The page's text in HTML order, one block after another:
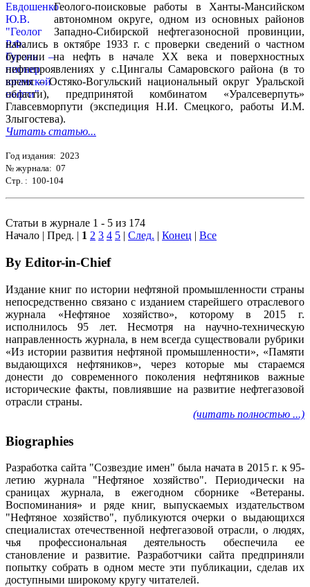
Геолого-поисковые работы в Ханты-Мансийском
автономном округе, одном из основных районов
Западно-Сибирской нефтегазоносной провинции,
начались в октябре 1933 г. с проверки сведений о частном
бурении на нефть в начале ХХ века и поверхностных
нефтепроявлениях у с.Цингалы Самаровского района (в то
время – Остяко-Вогульский национальный округ Уральской
области), предпринятой комбинатом «Уралсеверпуть»
Главсевморпути (экспедиция Н.И. Смецкого, работы И.М.
Злыгостева).
Читать статью...
Год издания: 2023
№ журнала: 07
Стр. : 100-104
Статьи в журнале 1 - 5 из 174
Начало | Пред. | 1 2 3 4 5 | След. | Конец | Все
By Editor-in-Chief
Издание книг по истории нефтяной промышленности страны
непосредственно связано с изданием старейшего отраслевого
журнала «Нефтяное хозяйство», которому в 2015 г.
исполнилось 95 лет. Несмотря на научно-техническую
направленность журнала, в нем всегда существовали рубрики
«Из истории развития нефтяной промышленности», «Памяти
выдающихся нефтяников», через которые мы стараемся
донести до современного поколения нефтяников важные
исторические факты, повлиявшие на развитие нефтегазовой
отрасли страны.
(читать полностью ...)
Biographies
Разработка сайта "Созвездие имен" была начата в 2015 г. к 95-
летию журнала "Нефтяное хозяйство". Периодически на
сраницах журнала, в ежегодном сборнике «Ветераны.
Воспоминания» и ряде книг, выпускаемых издательством
"Нефтяное хозяйство", публикуются очерки о выдающихся
специалистах отечественной нефтегазовой отрасли, о людях,
чья профессиональная деятельность обеспечила ее
становление и развитие. Разработчики сайта предприняли
попытку собрать в одном месте эти публикации, сделав их
доступными широкому кругу читателей.